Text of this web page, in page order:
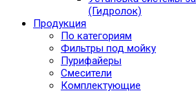
(Гидролок)
Продукция
По категориям
Фильтры под мойку
Пурифайеры
Смесители
Комплектующие